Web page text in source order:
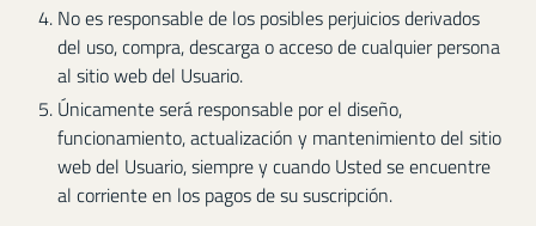
No es responsable de los posibles perjuicios derivados
del uso, compra, descarga o acceso de cualquier persona
al sitio web del Usuario.
Únicamente será responsable por el diseño,
funcionamiento, actualización y mantenimiento del sitio
web del Usuario, siempre y cuando Usted se encuentre
al corriente en los pagos de su suscripción.